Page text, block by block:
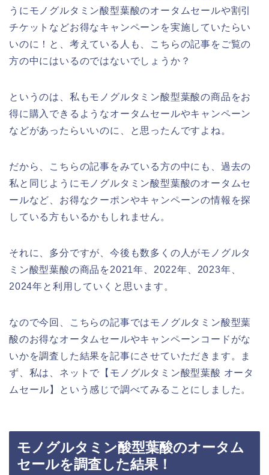
うにモノグルタミン酸型葉酸のオータムセールや割引
チケットなどお得なキャンペーンを実施していたらい
いのに！と、考えている人も、こちらの記事をご覧の
方の中にはいるのではないでしょうか？
というのは、私もモノグルタミン酸型葉酸の商品をお
得に購入できるようなオータムセールやキャンペーン
などがあったらいいのに、と思ったんですよね。
だから、こちらの記事をみている方の中にも、過去の
私と同じようにモノグルタミン酸型葉酸のオータムセ
ールなど、お得なクーポンやキャンペーンの情報を探
している方もいるかもしれません。
それに、多分ですが、今後も数多くの人がモノグルタ
ミン酸型葉酸の商品を2021年、2022年、2023年、
2024年と利用していくと思います。
なので今回、こちらの記事ではモノグルタミン酸型葉
酸のお得なオータムセールやキャンペーンコードがな
いかを調査した結果を記事にさせていただきます。ま
ず、私は、ネットで【モノグルタミン酸型葉酸 オータ
ムセール】という感じで調べてみることにしました。
モノグルタミン酸型葉酸のオータム
セールを調査した結果！